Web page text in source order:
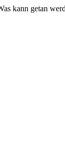
kann getan